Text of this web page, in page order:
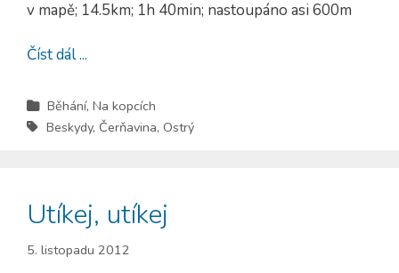
v mapě; 14.5km; 1h 40min; nastoupáno asi 600m
Číst dál ...
Běhání, Na kopcích
Beskydy, Čerňavina, Ostrý
Utíkej, utíkej
5. listopadu 2012